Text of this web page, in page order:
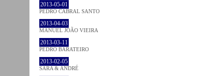
2013-05-01
PEDRO CABRAL SANTO
2013-04-03
MANUEL JOÃO VIEIRA
2013-03-11
PEDRO BARATEIRO
2013-02-05
SARA & ANDRÉ